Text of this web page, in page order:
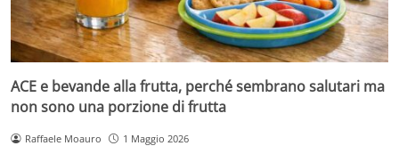
ACE e bevande alla frutta, perché sembrano salutari ma
non sono una porzione di frutta
Raffaele Moauro 1 Maggio 2026